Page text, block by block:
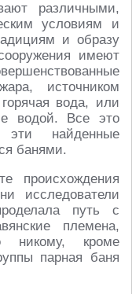
различными,
условиям и
и образу
имеют
источником
вода, или
водой. Все это
эти найденные
банями.
происхождения
исследователи
путь с
племена,
никому, кроме
парная баня